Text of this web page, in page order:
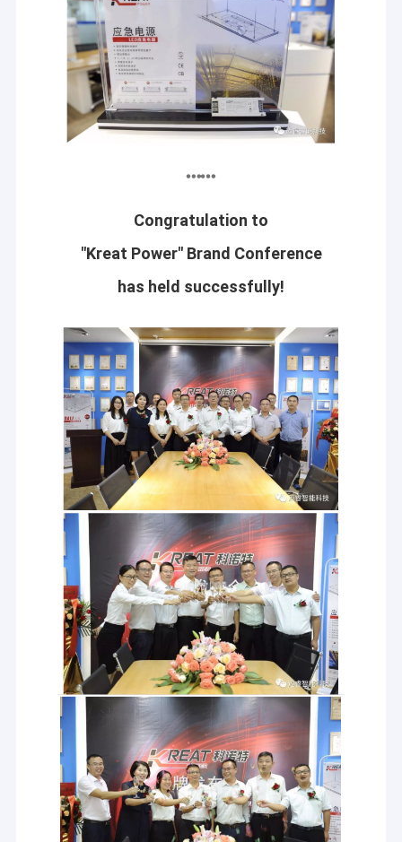
Congratulation to
"Kreat Power" Brand Conference
has held successfully!